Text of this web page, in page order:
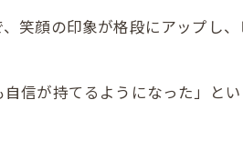
笑顔の印象が格段にアップし、
信が持てるようになった」と